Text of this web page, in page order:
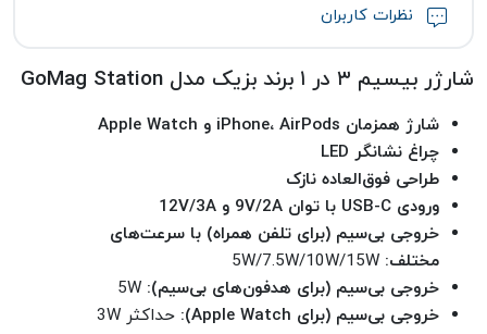
نظرات کاربران
شارژر بیسیم ۳ در ۱ برند بزیک مدل GoMag Station
شارژ همزمان iPhone، AirPods و Apple Watch
چراغ نشانگر LED
طراحی فوق‌العاده نازک
ورودی USB-C با توان 9V/2A و 12V/3A
خروجی بی‌سیم (برای تلفن همراه) با سرعت‌های
مختلف:
خروجی بی‌سیم (برای هدفون‌های بی‌سیم):
خروجی بی‌سیم (برای Apple Watch):
حداکثر 3W